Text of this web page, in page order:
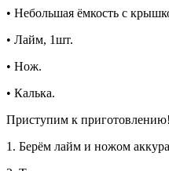
• Небольшая ёмкость с
• Лайм, 1шт.
• Нож.
• Калька.
Приступим к приготовлению!
1. Берём лайм и ножом